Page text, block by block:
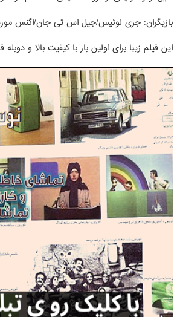
بازیگران: جری لوئیس/جیل اس تی جان/اگنس
این فیلم زیبا برای اولین بار با کیفیت بالا و